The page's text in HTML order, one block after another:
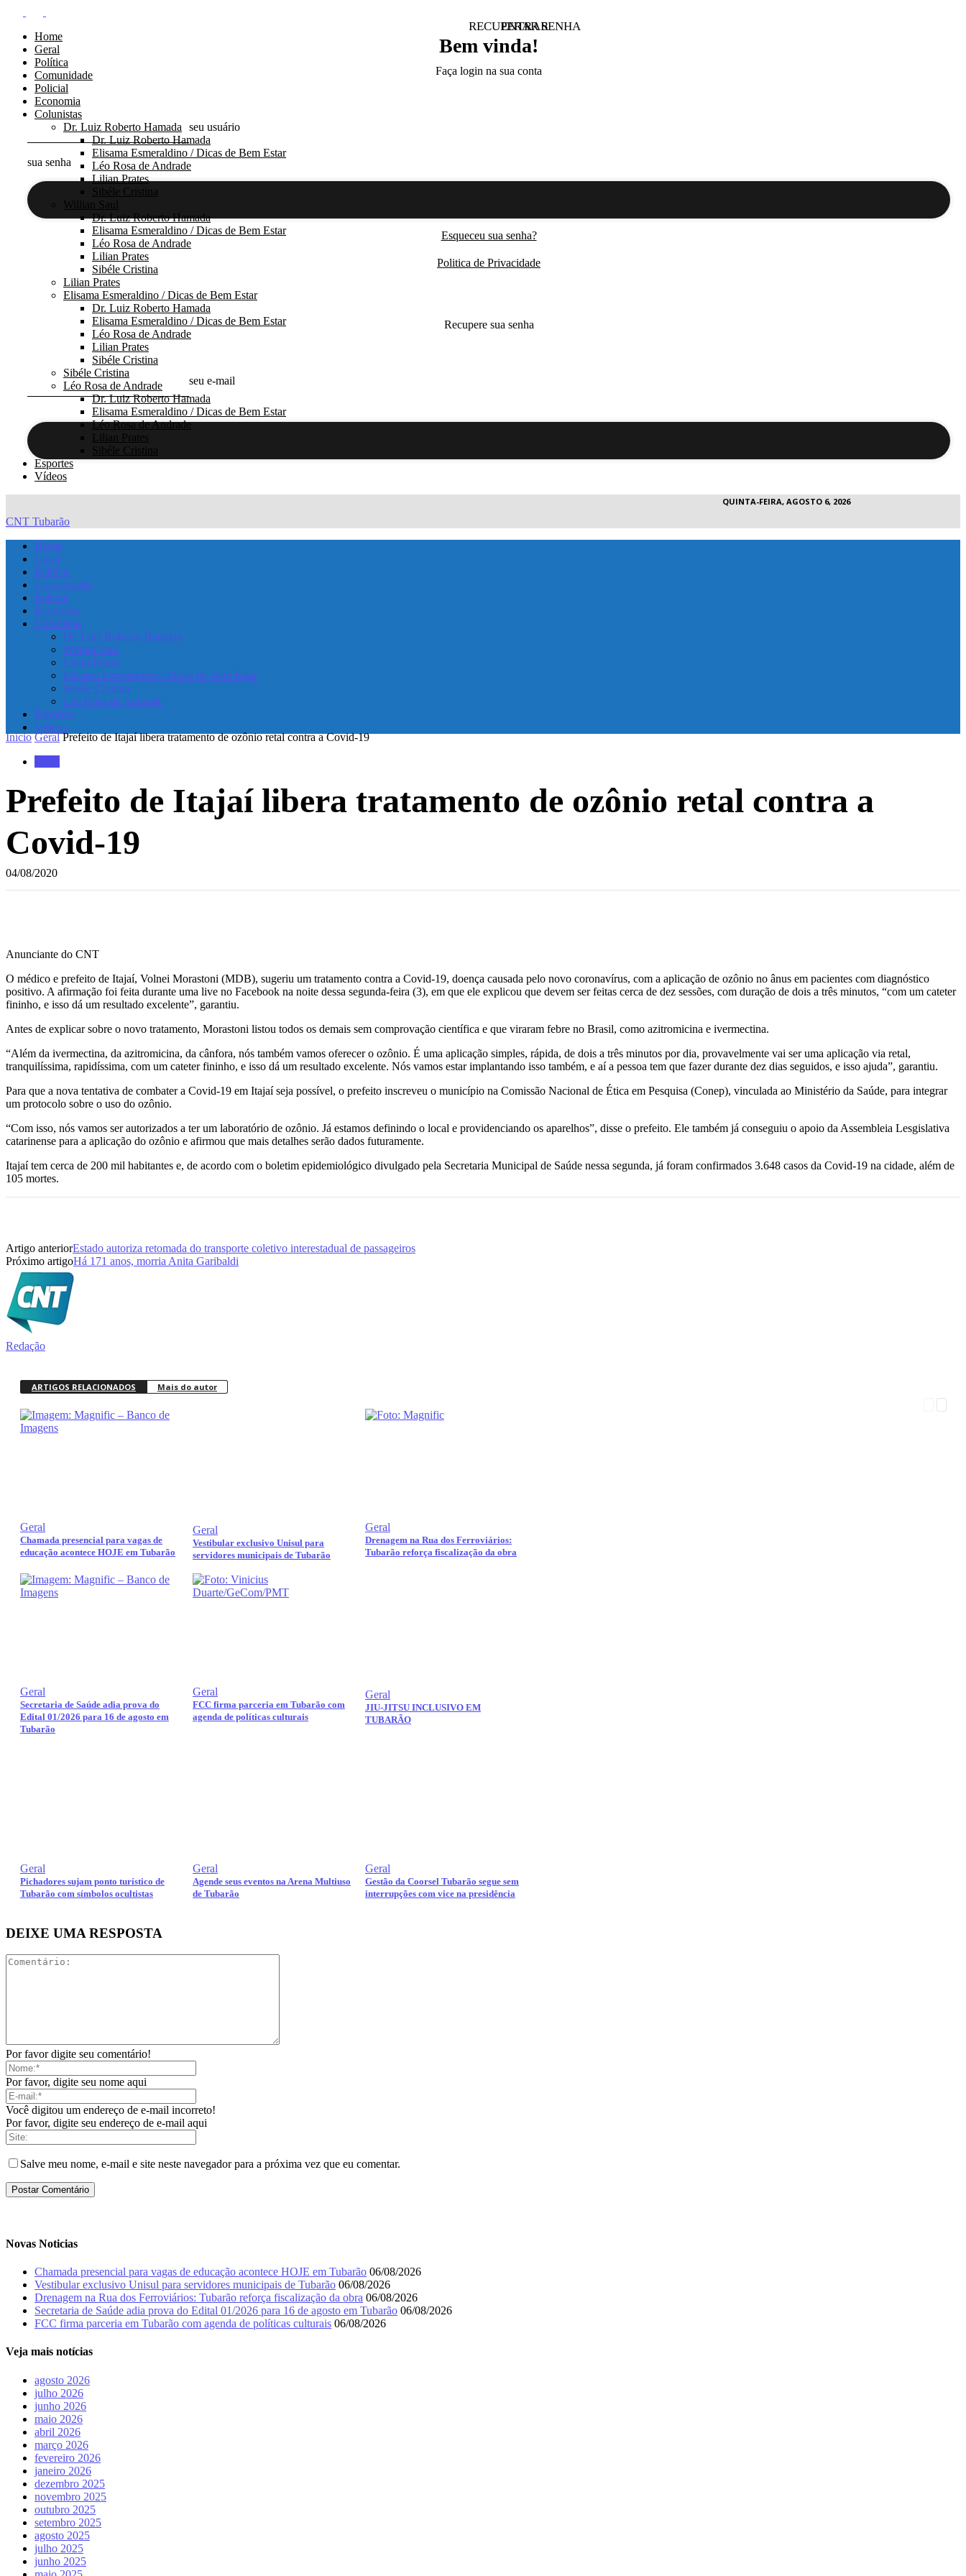
Home
Geral
Política
Comunidade
Policial
Economia
Colunistas
Dr. Luiz Roberto Hamada
Dr. Luiz Roberto Hamada
Elisama Esmeraldino / Dicas de Bem Estar
Léo Rosa de Andrade
Lilian Prates
Sibéle Cristina
Willian Saul
Dr. Luiz Roberto Hamada
Elisama Esmeraldino / Dicas de Bem Estar
Léo Rosa de Andrade
Lilian Prates
Sibéle Cristina
Lilian Prates
Elisama Esmeraldino / Dicas de Bem Estar
Dr. Luiz Roberto Hamada
Elisama Esmeraldino / Dicas de Bem Estar
Léo Rosa de Andrade
Lilian Prates
Sibéle Cristina
Sibéle Cristina
Léo Rosa de Andrade
Dr. Luiz Roberto Hamada
Elisama Esmeraldino / Dicas de Bem Estar
Léo Rosa de Andrade
Lilian Prates
Sibéle Cristina
Esportes
Vídeos
ENTRAR
Bem vinda!
Faça login na sua conta
seu usuário
sua senha
Esqueceu sua senha?
Politica de Privacidade
RECUPERAR SENHA
Recupere sua senha
seu e-mail
QUINTA-FEIRA, AGOSTO 6, 2026
CNT Tubarão
Home
Geral
Política
Comunidade
Policial
Economia
Colunistas
Dr. Luiz Roberto Hamada
Willian Saul
Lilian Prates
Elisama Esmeraldino / Dicas de Bem Estar
Sibéle Cristina
Léo Rosa de Andrade
Esportes
Vídeos
Início Geral Prefeito de Itajaí libera tratamento de ozônio retal contra a Covid-19
Prefeito de Itajaí libera tratamento de ozônio retal contra a
Covid-19
04/08/2020
Anunciante do CNT
O médico e prefeito de Itajaí, Volnei Morastoni (MDB), sugeriu um tratamento contra a Covid-19, doença causada pelo novo coronavírus, com a aplicação de ozônio no ânus em pacientes com diagnóstico
positivo. A afirmação foi feita durante uma live no Facebook na noite dessa segunda-feira (3), em que ele explicou que devem ser feitas cerca de dez sessões, com duração de dois a três minutos, “com um cateter
fininho, e isso dá um resultado excelente”, garantiu.
Antes de explicar sobre o novo tratamento, Morastoni listou todos os demais sem comprovação científica e que viraram febre no Brasil, como azitromicina e ivermectina.
“Além da ivermectina, da azitromicina, da cânfora, nós também vamos oferecer o ozônio. É uma aplicação simples, rápida, de dois a três minutos por dia, provavelmente vai ser uma aplicação via retal,
tranquilíssima, rapidíssima, com um cateter fininho, e isso dá um resultado excelente. Nós vamos estar implantando isso também, e aí a pessoa tem que fazer durante dez dias seguidos, e isso ajuda”, garantiu.
Para que a nova tentativa de combater a Covid-19 em Itajaí seja possível, o prefeito inscreveu o município na Comissão Nacional de Ética em Pesquisa (Conep), vinculada ao Ministério da Saúde, para integrar
um protocolo sobre o uso do ozônio.
“Com isso, nós vamos ser autorizados a ter um laboratório de ozônio. Já estamos definindo o local e providenciando os aparelhos”, disse o prefeito. Ele também já conseguiu o apoio da Assembleia Lesgislativa
catarinense para a aplicação do ozônio e afirmou que mais detalhes serão dados futuramente.
Itajaí tem cerca de 200 mil habitantes e, de acordo com o boletim epidemiológico divulgado pela Secretaria Municipal de Saúde nessa segunda, já foram confirmados 3.648 casos da Covid-19 na cidade, além de
105 mortes.
Artigo anteriorEstado autoriza retomada do transporte coletivo interestadual de passageiros
Próximo artigoHá 171 anos, morria Anita Garibaldi
Redação
ARTIGOS RELACIONADOS Mais do autor
Geral
Chamada presencial para vagas de
educação acontece HOJE em Tubarão
Geral
Vestibular exclusivo Unisul para
servidores municipais de Tubarão
Geral
Drenagem na Rua dos Ferroviários:
Tubarão reforça fiscalização da obra
Geral
Secretaria de Saúde adia prova do
Edital 01/2026 para 16 de agosto em
Tubarão
Geral
FCC firma parceria em Tubarão com
agenda de políticas culturais
Geral
JIU-JITSU INCLUSIVO EM
TUBARÃO
Geral
Pichadores sujam ponto turístico de
Tubarão com símbolos ocultistas
Geral
Agende seus eventos na Arena Multiuso
de Tubarão
Geral
Gestão da Coorsel Tubarão segue sem
interrupções com vice na presidência
DEIXE UMA RESPOSTA
Por favor digite seu comentário!
Por favor, digite seu nome aqui
Você digitou um endereço de e-mail incorreto!
Por favor, digite seu endereço de e-mail aqui
Salve meu nome, e-mail e site neste navegador para a próxima vez que eu comentar.
Novas Noticias
Chamada presencial para vagas de educação acontece HOJE em Tubarão 06/08/2026
Vestibular exclusivo Unisul para servidores municipais de Tubarão 06/08/2026
Drenagem na Rua dos Ferroviários: Tubarão reforça fiscalização da obra 06/08/2026
Secretaria de Saúde adia prova do Edital 01/2026 para 16 de agosto em Tubarão 06/08/2026
FCC firma parceria em Tubarão com agenda de políticas culturais 06/08/2026
Veja mais notícias
agosto 2026
julho 2026
junho 2026
maio 2026
abril 2026
março 2026
fevereiro 2026
janeiro 2026
dezembro 2025
novembro 2025
outubro 2025
setembro 2025
agosto 2025
julho 2025
junho 2025